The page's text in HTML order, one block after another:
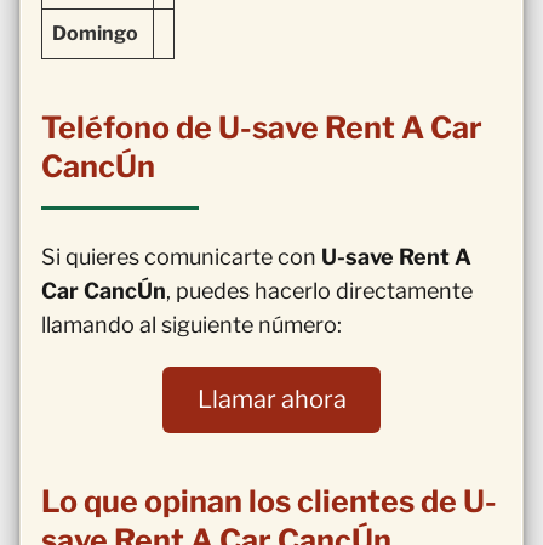
Domingo
Teléfono de U-save Rent A Car
CancÚn
Si quieres comunicarte con U-save Rent A
Car CancÚn, puedes hacerlo directamente
llamando al siguiente número:
Llamar ahora
Lo que opinan los clientes de U-